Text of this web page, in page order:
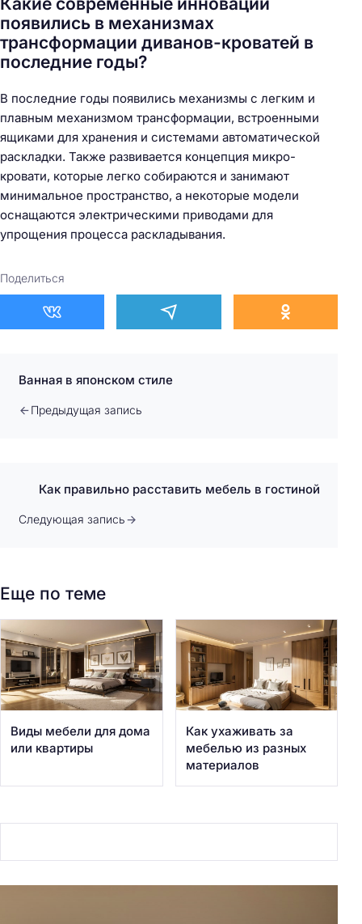
появились в механизмах
трансформации диванов-кроватей в
последние годы?
В последние годы появились механизмы с легким и
плавным механизмом трансформации, встроенными
ящиками для хранения и системами автоматической
раскладки. Также развивается концепция микро-
кровати, которые легко собираются и занимают
минимальное пространство, а некоторые модели
оснащаются электрическими приводами для
упрощения процесса раскладывания.
Поделиться
Ванная в японском стиле
Предыдущая запись
Как правильно расставить мебель в гостиной
Следующая запись
Еще по теме
Виды мебели для дома
или квартиры
Как ухаживать за
мебелью из разных
материалов